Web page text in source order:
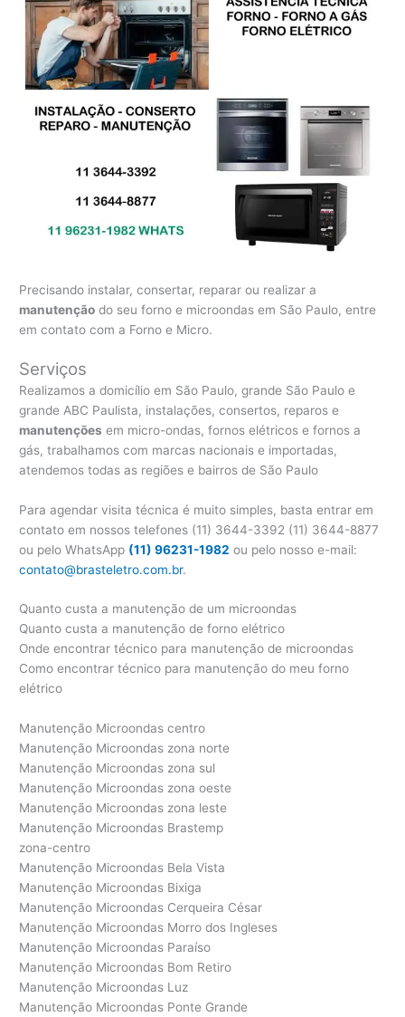
Precisando instalar, consertar, reparar ou realizar a
manutenção do seu forno e microondas em São Paulo, entre
em contato com a Forno e Micro.
Serviços
Realizamos a domicílio em São Paulo, grande São Paulo e
grande ABC Paulista, instalações, consertos, reparos e
manutenções em micro-ondas, fornos elétricos e fornos a
gás, trabalhamos com marcas nacionais e importadas,
atendemos todas as regiões e bairros de São Paulo
Para agendar visita técnica é muito simples, basta entrar em
contato em nossos telefones (11) 3644-3392 (11) 3644-8877
ou pelo WhatsApp (11) 96231-1982 ou pelo nosso e-mail:
contato@brasteletro.com.br.
Quanto custa a manutenção de um microondas
Quanto custa a manutenção de forno elétrico
Onde encontrar técnico para manutenção de microondas
Como encontrar técnico para manutenção do meu forno
elétrico
Manutenção Microondas centro
Manutenção Microondas zona norte
Manutenção Microondas zona sul
Manutenção Microondas zona oeste
Manutenção Microondas zona leste
Manutenção Microondas Brastemp
zona-centro
Manutenção Microondas Bela Vista
Manutenção Microondas Bixiga
Manutenção Microondas Cerqueira César
Manutenção Microondas Morro dos Ingleses
Manutenção Microondas Paraíso
Manutenção Microondas Bom Retiro
Manutenção Microondas Luz
Manutenção Microondas Ponte Grande